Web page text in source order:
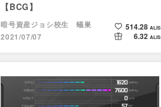
【BCG】
暗号資産ジョシ校生 蟻巣
2021/07/07
514.28 ALIS
6.32 ALIS